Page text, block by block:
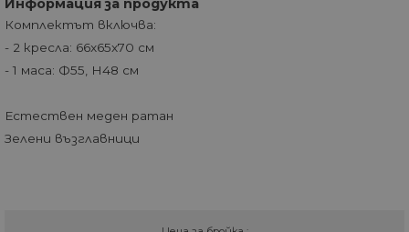
Информация за продукта
Комплектът включва:
- 2 кресла: 66x65x70 см
- 1 маса: Ф55, H48 см
Естествен меден ратан
Зелени възглавници